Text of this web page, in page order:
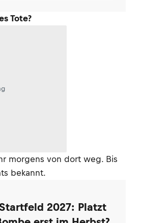
Tote?
morgens von dort weg. Bis
bekannt.
2027: Platzt